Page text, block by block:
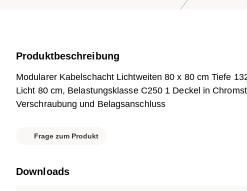
Produktbeschreibung
Modularer Kabelschacht Lichtweiten 80 x 80 cm Tiefe
Licht 80 cm, Belastungsklasse C250 1 Deckel in
Verschraubung und Belagsanschluss
Frage zum Produkt
Downloads